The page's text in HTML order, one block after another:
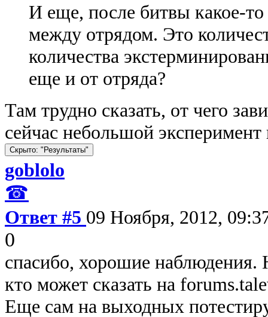
И еще, после битвы какое-
между отрядом. Это
количества
еще и от отряда?
Там трудно сказать, от чего
сейчас небольшой эксперимент
goblolo
☎
Ответ #5 09 Ноября, 2012,
0
спасибо, хорошие наблюдения.
кто может сказать на
Еще сам на выходных